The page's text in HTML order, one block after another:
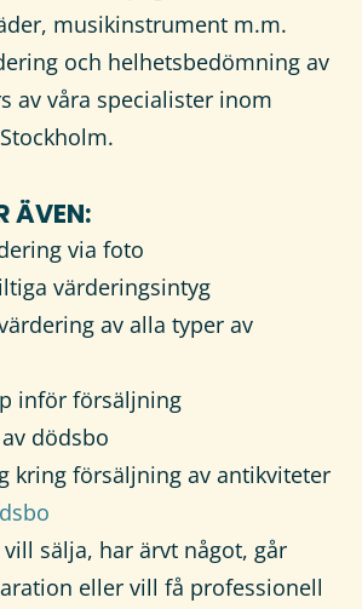
musikinstrument m.m.
och helhetsbedömning av
av våra specialister inom
ÄVEN:
via foto
värderingsintyg
av alla typer av
inför försäljning
dödsbo
kring försäljning av antikviteter
sälja, har ärvt något, går
eller vill få professionell